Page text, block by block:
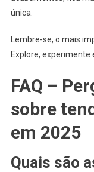
única.
Lembre-se, o mais
Explore, experimente
FAQ –
sobre
em 2025
Quais são